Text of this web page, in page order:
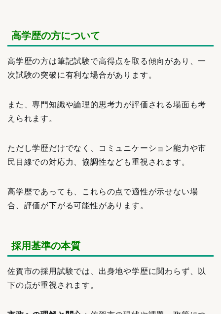
高学歴の方について
高学歴の方は筆記試験で高得点を取る傾向があり、一
次試験の突破に有利な場合があります。
また、専門知識や論理的思考力が評価される場面も考
えられます。
ただし学歴だけでなく、コミュニケーション能力や市
民目線での対応力、協調性なども重視されます。
高学歴であっても、これらの点で適性が示せない場
合、評価が下がる可能性があります。
採用基準の本質
佐賀市の採用試験では、出身地や学歴に関わらず、以
下の点が重視されます。